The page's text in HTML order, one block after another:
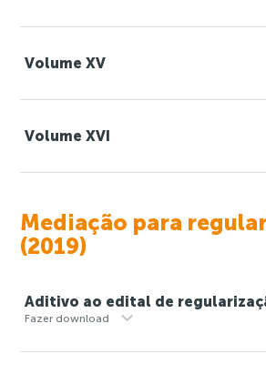
Volume XV
Volume XVI
Mediação para
(2019)
Aditivo ao edital de
Fazer download